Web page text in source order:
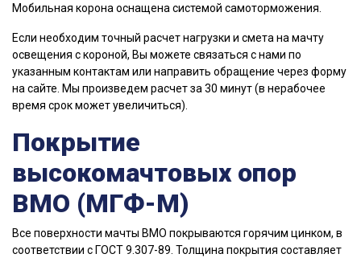
Мобильная корона оснащена системой самоторможения.
Если необходим точный расчет нагрузки и смета на мачту
освещения с короной, Вы можете связаться с нами по
указанным контактам или направить обращение через форму
на сайте. Мы произведем расчет за 30 минут (в нерабочее
время срок может увеличиться).
Покрытие
высокомачтовых опор
ВМО (МГФ-М)
Все поверхности мачты ВМО покрываются горячим цинком, в
соответствии с ГОСТ 9.307-89. Толщина покрытия составляет